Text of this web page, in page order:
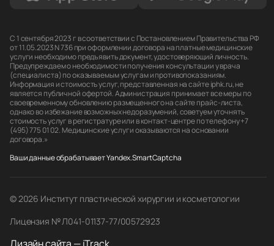
С 1 сентября 2023 г в соответствии с Постановлением Правительства РФ
от 11.05.2023 N 736 при оформлении договора на платные медицинские
услуги необходимо предъявить документ, удостоверяющий личность.
Предупреждаем о необходимости получения консультации у врача
(специалиста) по оказываемым услугам и противопоказаниям.
Информация и стоимость услуг, представленная на сайте iphk.ru, не
является публичной офертой. Администрация принимает все меры по
своевременному обновлению размещенного на сайте прайс-листа,
однако во избежание возможных недоразумений, советуем уточнять
стоимость услуг в регистратуре или в контакт-центре по телефону +7
(495) 775 01 02. Медицинские услуги оказываются на основании
договора.»
Ваши данные обрабатывает Yandex.SmartCaptcha
© 2026 Институт пластической хирургии и косметологии
Лицензия № Л041-01137-77/00572923